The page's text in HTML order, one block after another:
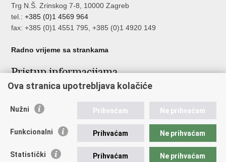
Trg N.Š. Zrinskog 7-8, 10000 Zagreb
tel.:+385 (0)1 4569 964
fax: +385 (0)1 4551 795, +385 (0)1 4920 149
Radno vrijeme sa strankama
Pristup informacijama
Pristup informacijama
Nepravilnosti
Javna nabava u MVEP-u
Ova stranica upotrebljava kolačiće
Nužni Prihvaćam Ne prihvaćam
Funkcionalni Prihvaćam Ne prihvaćam
Statistički Prihvaćam Ne prihvaćam